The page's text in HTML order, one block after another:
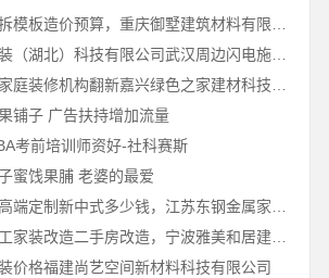
本地快装（湖北）科技有限公司武汉周边闪电施工装修
铺子 广告扶持增加流量
考前培训师资好-社科赛斯
蜜饯果脯 老婆的最爱
匠心施工家装改造二手房改造，宁波雅美和居建材科技有限公司
价格福建尚艺空间新材料科技有限公司